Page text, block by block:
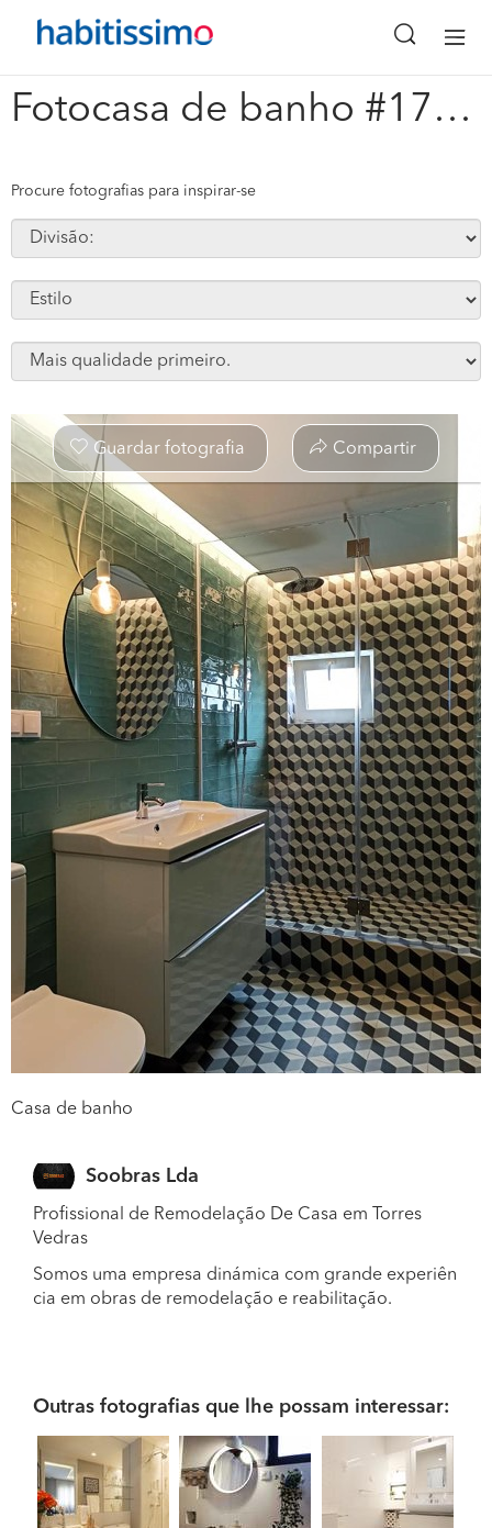
Fotocasa de banho #170039
x
Procure fotografias para inspirar-se
Guardar fotografia Compartir
Casa de banho
Soobras Lda
Profissional de Remodelação De Casa em Torres
Vedras
Somos uma empresa dinámica com grande experiên
cia em obras de remodelação e reabilitação.
Outras fotografias que lhe possam interessar: